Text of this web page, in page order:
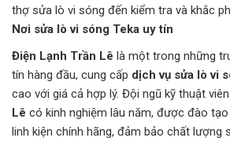
thợ sửa lò vi sóng đến kiểm tra và khắc
Nơi sửa lò vi sóng Teka uy tín
Điện Lạnh Trần Lê là một trong những
tín hàng đầu, cung cấp dịch vụ sửa lò vi
cao với giá cả hợp lý. Đội ngũ kỹ thuật
Lê có kinh nghiệm lâu năm, được đào
linh kiện chính hãng, đảm bảo chất lượng